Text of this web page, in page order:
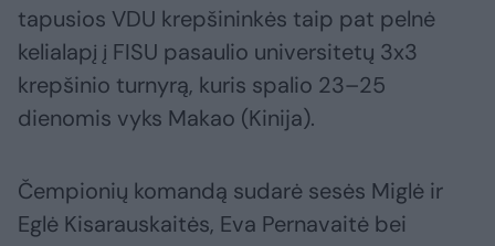
tapusios VDU krepšininkės taip pat pelnė
kelialapį į FISU pasaulio universitetų 3x3
krepšinio turnyrą, kuris spalio 23–25
dienomis vyks Makao (Kinija).
Čempionių komandą sudarė sesės Miglė ir
Eglė Kisarauskaitės, Eva Pernavaitė bei